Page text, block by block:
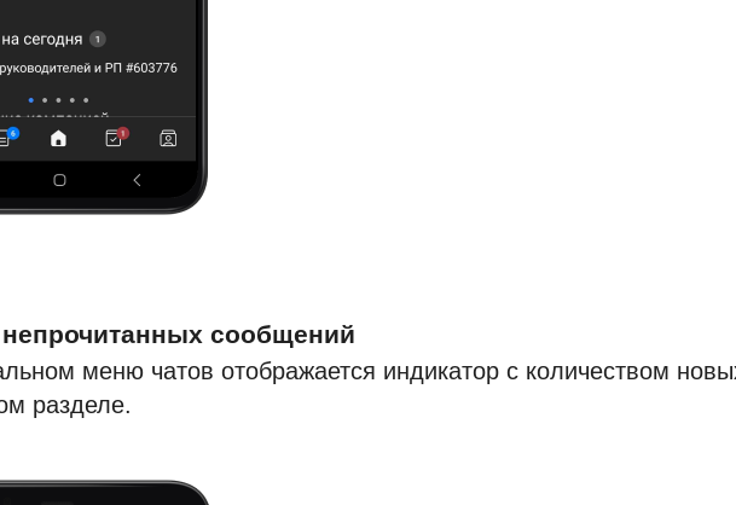
сообщений
меню чатов отображается индикатор с количеством
разделе.